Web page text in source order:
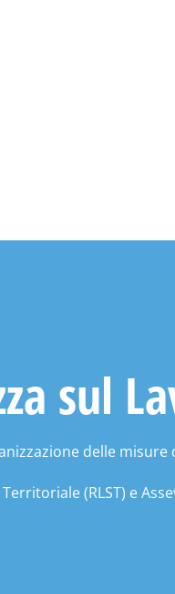
sul
delle
(RLST) e